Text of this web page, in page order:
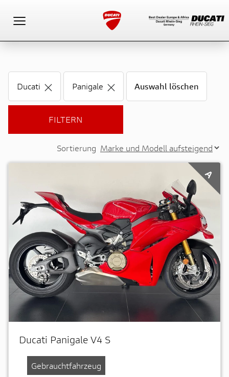
Ducati Panigale Auswahl löschen
FILTERN
Sortierung
Ducati Panigale V4 S
Gebrauchtfahrzeug
A